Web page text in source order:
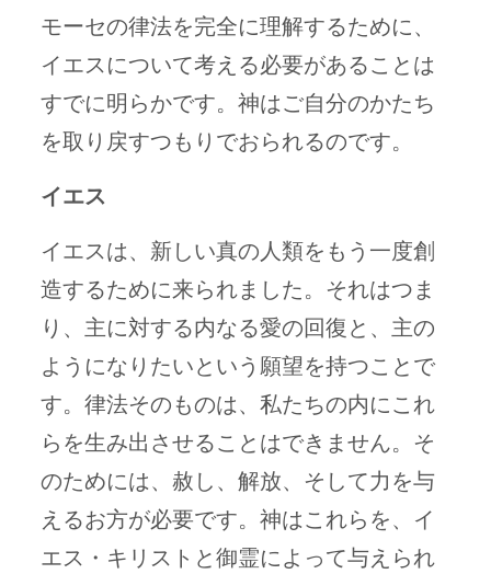
モーセの律法を完全に理解するために、
イエスについて考える必要があることは
すでに明らかです。神はご自分のかたち
を取り戻すつもりでおられるのです。
イエス
イエスは、新しい真の人類をもう一度創
造するために来られました。それはつま
り、主に対する内なる愛の回復と、主の
ようになりたいという願望を持つことで
す。律法そのものは、私たちの内にこれ
らを生み出させることはできません。そ
のためには、赦し、解放、そして力を与
えるお方が必要です。神はこれらを、イ
エス・キリストと御霊によって与えられ